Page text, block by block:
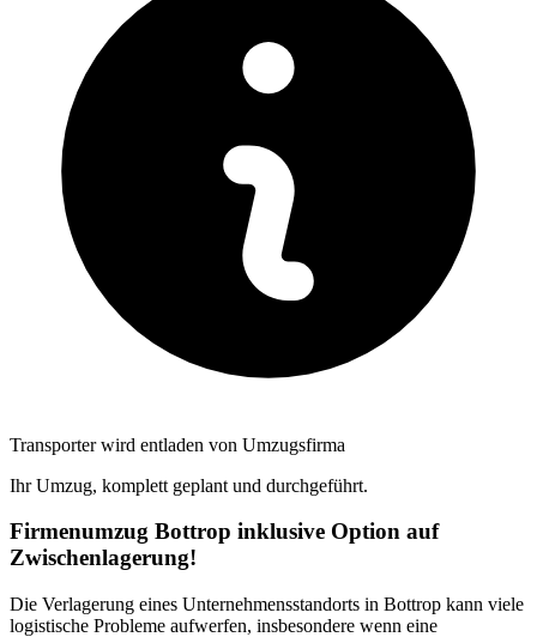
Transporter wird entladen von Umzugsfirma
Ihr Umzug, komplett geplant und durchgeführt.
Firmenumzug Bottrop inklusive Option auf
Zwischenlagerung!
Die Verlagerung eines Unternehmensstandorts in Bottrop kann viele
logistische Probleme aufwerfen, insbesondere wenn eine